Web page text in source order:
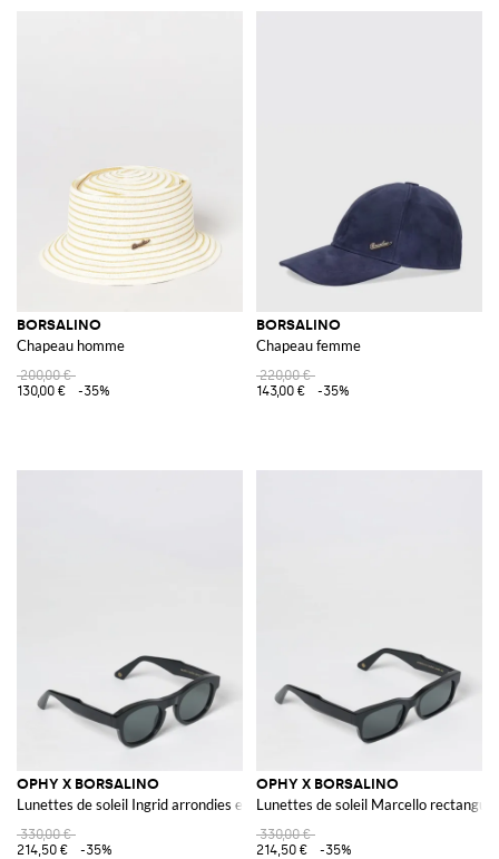
BORSALINO
Chapeau homme
200,00 €
130,00 €
-35%
BORSALINO
Chapeau femme
220,00 €
143,00 €
-35%
OPHY X BORSALINO
Lunettes de soleil Ingrid arrondies en acétate
330,00 €
214,50 €
-35%
OPHY X BORSALINO
Lunettes de soleil Marcello
330,00 €
214,50 €
-35%